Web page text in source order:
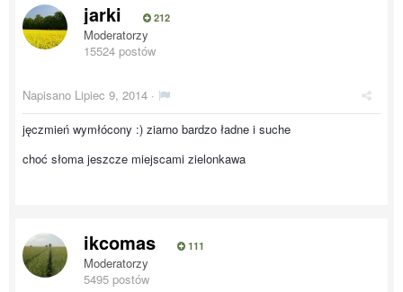
jarki 212
Moderatorzy
15524 postów
Napisano Lipiec 9, 2014 ·
jęczmień wymłócony :) ziarno bardzo ładne i suche
choć słoma jeszcze miejscami zielonkawa
ikcomas 111
Moderatorzy
5495 postów